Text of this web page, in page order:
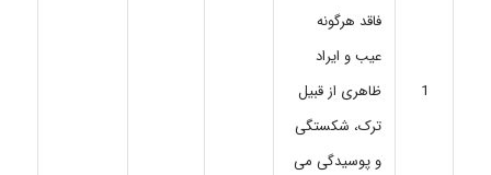
1
فاقد هرگونه
عیب و ایراد
ظاهری از قبیل
ترک، شکستگی
و پوسیدگی می